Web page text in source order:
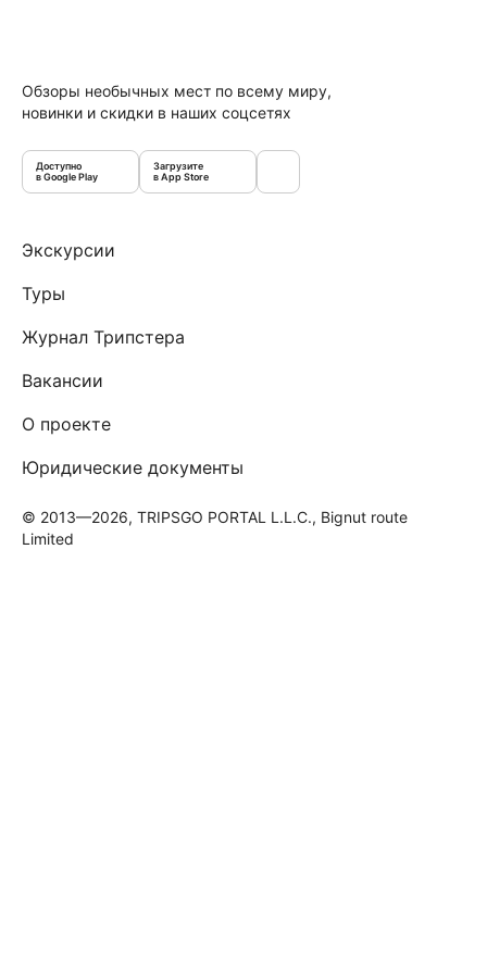
Обзоры необычных мест по всему миру,
новинки и скидки в наших соцсетях
Доступно
в Google Play
Загрузите
в App Store
Экскурсии
Туры
Журнал Трипстера
Вакансии
О проекте
Юридические документы
© 2013—2026, TRIPSGO PORTAL L.L.C., Bignut route
Limited